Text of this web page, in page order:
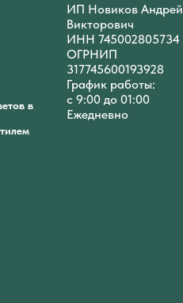
в
ИП Новиков Андрей
Викторович
ИНН 745002805734
ОГРНИП
317745600193928
График работы:
с 9:00 до 01:00
Ежедневно